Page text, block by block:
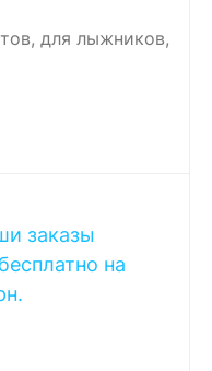
для лыжников,
заказы
на